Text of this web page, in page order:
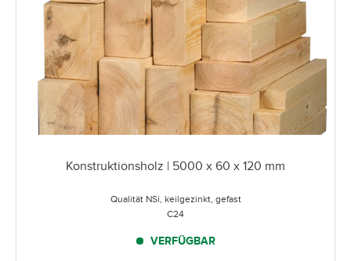
Konstruktionsholz | 5000 x 60 x 120 mm
Qualität NSi, keilgezinkt, gefast
C24
VERFÜGBAR